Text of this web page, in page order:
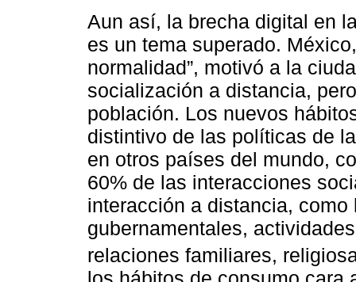
Aun así, la brecha digital en
es un tema superado.
normalidad”, motivó a la
socialización a distancia,
población. Los nuevos
distintivo de las políticas de
en otros países del mundo,
60% de las interacciones
interacción a distancia,
gubernamentales,
relaciones familiares,